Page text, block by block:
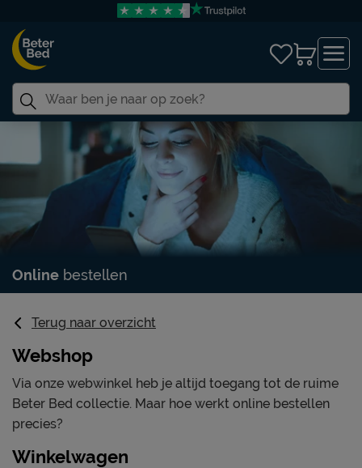
Online bestellen
Terug naar overzicht
Webshop
Via onze webwinkel heb je altijd toegang tot de ruime
Beter Bed collectie. Maar hoe werkt online bestellen
precies?
Winkelwagen